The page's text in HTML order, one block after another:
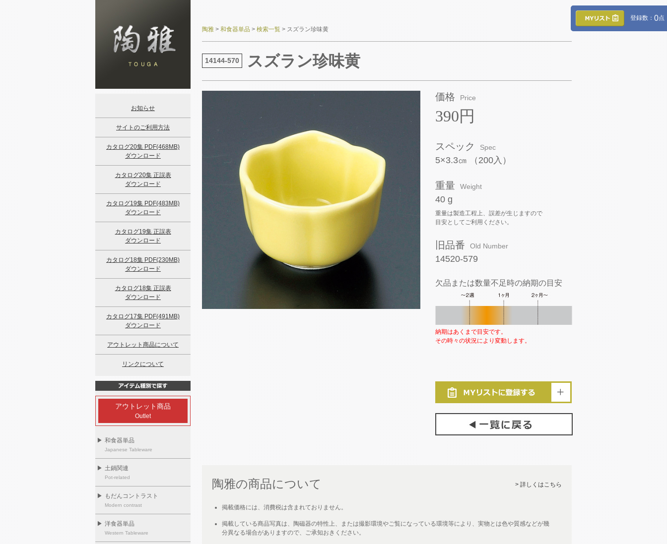
登録数： 0点
お知らせ
サイトのご利用方法
カタログ20集 PDF(468MB)
ダウンロード
カタログ20集 正誤表
ダウンロード
カタログ19集 PDF(483MB)
ダウンロード
カタログ19集 正誤表
ダウンロード
カタログ18集 PDF(230MB)
ダウンロード
カタログ18集 正誤表
ダウンロード
カタログ17集 PDF(491MB)
ダウンロード
アウトレット商品について
リンクについて
アウトレット商品
Outlet
▶ 和食器単品
Japanese Tableware
▶ 土鍋関連
Pot-related
▶ もだんコントラスト
Modern contrast
▶ 洋食器単品
Western Tableware
陶雅 > 和食器単品 > 検索一覧 > スズラン珍味黄
14144-570 スズラン珍味黄
価格 Price
390円
スペック Spec
5×3.3㎝ （200入）
重量 Weight
40 g
重量は製造工程上、誤差が生じますので
目安としてご利用ください。
旧品番 Old Number
14520-579
欠品または数量不足時の納期の目安
納期はあくまで目安です。
その時々の状況により変動します。
陶雅の商品について > 詳しくはこちら
掲載価格には、消費税は含まれておりません。
掲載している商品写真は、陶磁器の特性上、または撮影環境やご覧になっている環境等により、実物とは色や質感などが幾
分異なる場合がありますので、ご承知おきください。